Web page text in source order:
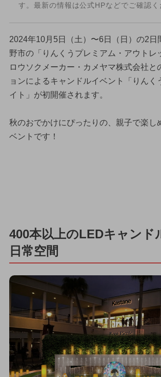
す。最新の情報は公式HPなどでご確認く
2024年10月5日（土）〜6日（日）の2日
野市の「りんくうプレミアム・アウトレ
ロウソクメーカー・カメヤマ株式会社と
ョンによるキャンドルイベント「りんく
イト」が初開催されます。
秋のおでかけにぴったりの、親子で楽し
ベントです！
400本以上のLEDキャンド
日常空間